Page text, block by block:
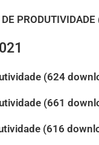
(624
(661
(616